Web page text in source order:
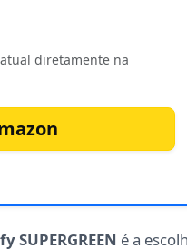
diretamente na
SUPERGREEN é a